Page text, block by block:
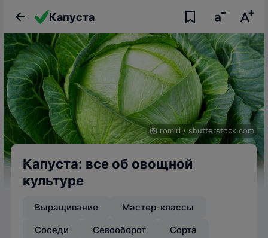
Капуста
romiri / shutterstock.com
Капуста: все об овощной
культуре
Выращивание
Мастер-классы
Соседи
Севооборот
Сорта